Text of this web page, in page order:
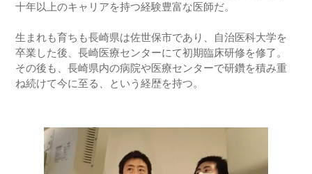
十年以上のキャリアを持つ経験豊富な医師だ。
生まれも育ちも長崎県は佐世保市であり、自治医科大学を
卒業した後、長崎医療センターにて初期臨床研修を修了。
その後も、長崎県内の病院や医療センターで研鑽を積み重
ね続けて今に至る、という経歴を持つ。